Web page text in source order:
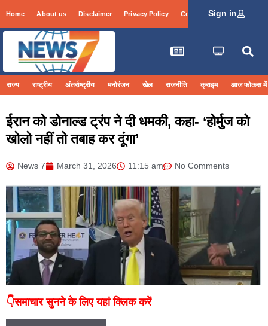
Home About us Disclaimer Privacy Policy Contact Info Login
Sign in
राज्य राष्ट्रीय अंतर्राष्ट्रीय मनोरंजन खेल राजनीति क्राइम आज फोकस में
ईरान को डोनाल्ड ट्रंप ने दी धमकी, कहा- ‘होर्मुज को
खोलो नहीं तो तबाह कर दूंगा’
News 7 March 31, 2026 11:15 am No Comments
👇समाचार सुनने के लिए यहां क्लिक करें